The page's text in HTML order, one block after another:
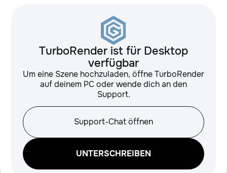
2.3.2
Displacer Pro 1.5.0.4
Duik Scripts / API 17.1.20
FieldsKit
TurboRender ist für Desktop
verfügbar
Um eine Szene hochzuladen, öffne TurboRender
auf deinem PC oder wende dich an den
Support.
Support-Chat öffnen
UNTERSCHREIBEN